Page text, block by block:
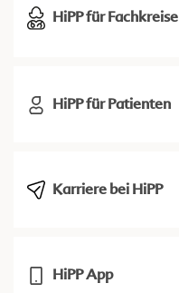
HiPP für Fachkreise
HiPP für Patienten
Karriere bei HiPP
HiPP App